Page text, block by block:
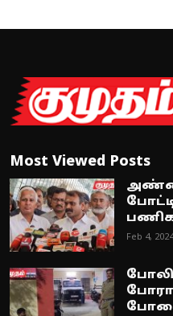
Most Viewed Posts
Feb 4, 2024